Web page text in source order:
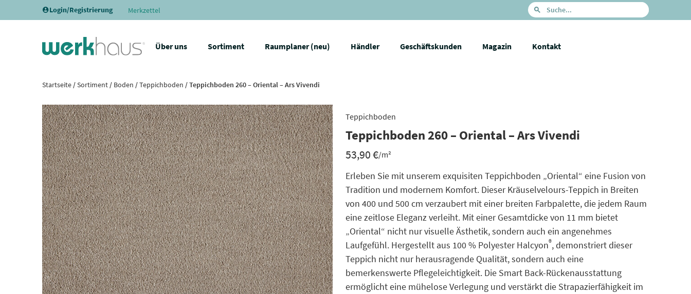
Login/Registrierung Merkzettel
Über uns Sortiment Raumplaner (neu) Händler Geschäftskunden Magazin Kontakt
Startseite/Sortiment/ Boden /Teppichboden / Teppichboden 260 – Oriental – Ars Vivendi
Teppichboden
Teppichboden 260 – Oriental – Ars Vivendi
53,90€/m²
Erleben Sie mit unserem exquisiten Teppichboden „Oriental“ eine Fusion von
Tradition und modernem Komfort. Dieser Kräuselvelours-Teppich in Breiten
von 400 und 500 cm verzaubert mit einer breiten Farbpalette, die jedem Raum
eine zeitlose Eleganz verleiht. Mit einer Gesamtdicke von 11 mm bietet
„Oriental“ nicht nur visuelle Ästhetik, sondern auch ein angenehmes
Laufgefühl. Hergestellt aus 100 % Polyester Halcyon®, demonstriert dieser
Teppich nicht nur herausragende Qualität, sondern auch eine
bemerkenswerte Pflegeleichtigkeit. Die Smart Back-Rückenausstattung
ermöglicht eine mühelose Verlegung und verstärkt die Strapazierfähigkeit im